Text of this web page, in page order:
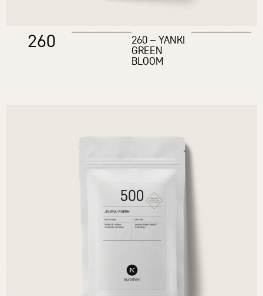
260 260 – YANKI
GREEN
BLOOM